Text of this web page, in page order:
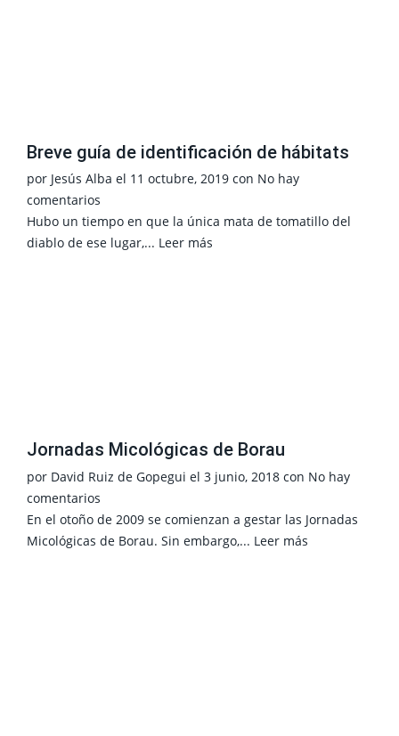
Breve guía de identificación de hábitats
por Jesús Alba el 11 octubre, 2019 con No hay
comentarios
Hubo un tiempo en que la única mata de tomatillo del
diablo de ese lugar,... Leer más
Jornadas Micológicas de Borau
por David Ruiz de Gopegui el 3 junio, 2018 con No hay
comentarios
En el otoño de 2009 se comienzan a gestar las Jornadas
Micológicas de Borau. Sin embargo,... Leer más